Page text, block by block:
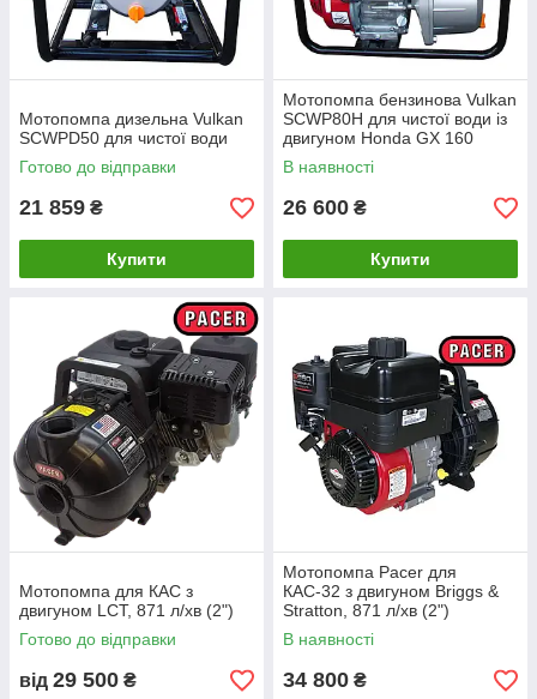
Мотопомпа дизельна Vulkan
SCWPD50 для чистої води
Готово до відправки
21 859 ₴
Купити
Мотопомпа бензинова Vulkan
SCWP80H для чистої води із
двигуном Honda GX 160
В наявності
26 600 ₴
Купити
Мотопомпа для КАС з
двигуном LCT, 871 л/хв (2")
Готово до відправки
від 29 500 ₴
Мотопомпа Pacer для
КАС-32 з двигуном Briggs &
Stratton, 871 л/хв (2")
В наявності
34 800 ₴